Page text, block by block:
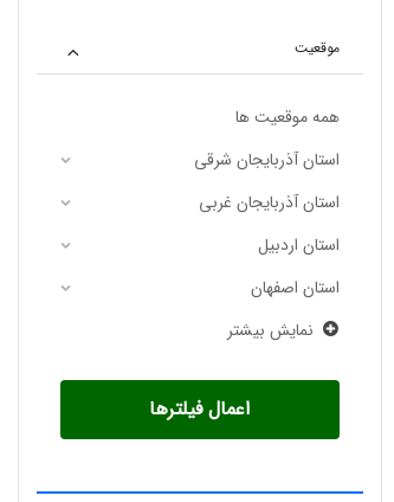
موقعیت
همه موقعیت ها
استان آذربایجان شرقی
استان آذربایجان غربی
استان اردبیل
استان اصفهان
نمایش بیشتر
اعمال فیلترها